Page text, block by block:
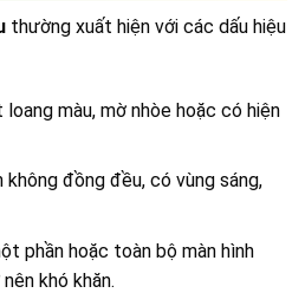
thường xuất hiện với các dấu hiệu
màu, mờ nhòe hoặc có hiện
không đồng đều, có vùng sáng,
phần hoặc toàn bộ màn hình
khó khăn.